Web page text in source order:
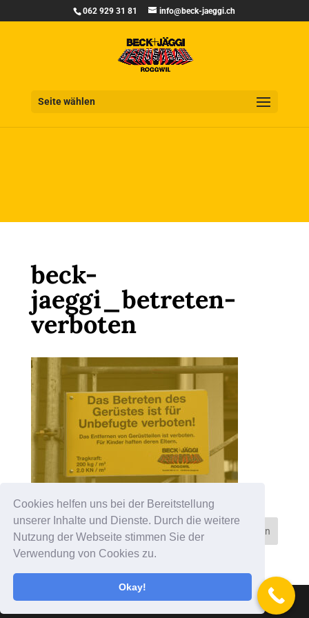
Cookies helfen uns bei der Bereitstellung
unserer Inhalte und Dienste. Durch die weitere
Nutzung der Webseite stimmen Sie der
Verwendung von Cookies zu.
Okay!
062 929 31 81 info@beck-jaeggi.ch
Seite wählen
beck-
jaeggi_betreten-
verboten